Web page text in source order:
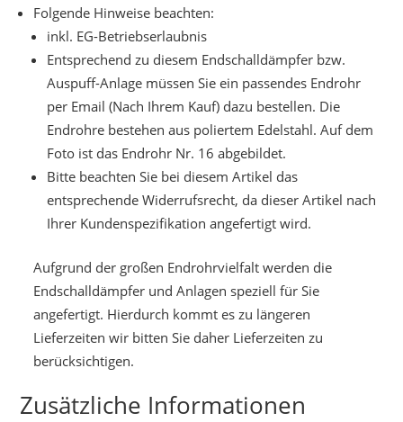
Folgende Hinweise beachten:
inkl. EG-Betriebserlaubnis
Entsprechend zu diesem Endschalldämpfer bzw.
Auspuff-Anlage müssen Sie ein passendes Endrohr
per Email (Nach Ihrem Kauf) dazu bestellen. Die
Endrohre bestehen aus poliertem Edelstahl. Auf dem
Foto ist das Endrohr Nr. 16 abgebildet.
Bitte beachten Sie bei diesem Artikel das
entsprechende Widerrufsrecht, da dieser Artikel nach
Ihrer Kundenspezifikation angefertigt wird.
Aufgrund der großen Endrohrvielfalt werden die
Endschalldämpfer und Anlagen speziell für Sie
angefertigt. Hierdurch kommt es zu längeren
Lieferzeiten wir bitten Sie daher Lieferzeiten zu
berücksichtigen.
Zusätzliche Informationen